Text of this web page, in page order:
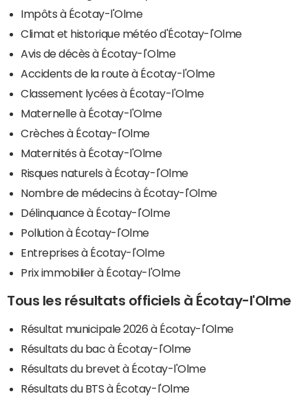
Impôts à Écotay-l'Olme
Climat et historique météo d'Écotay-l'Olme
Avis de décès à Écotay-l'Olme
Accidents de la route à Écotay-l'Olme
Classement lycées à Écotay-l'Olme
Maternelle à Écotay-l'Olme
Crèches à Écotay-l'Olme
Maternités à Écotay-l'Olme
Risques naturels à Écotay-l'Olme
Nombre de médecins à Écotay-l'Olme
Délinquance à Écotay-l'Olme
Pollution à Écotay-l'Olme
Entreprises à Écotay-l'Olme
Prix immobilier à Écotay-l'Olme
Tous les résultats officiels à Écotay-l'Olme
Résultat municipale 2026 à Écotay-l'Olme
Résultats du bac à Écotay-l'Olme
Résultats du brevet à Écotay-l'Olme
Résultats du BTS à Écotay-l'Olme